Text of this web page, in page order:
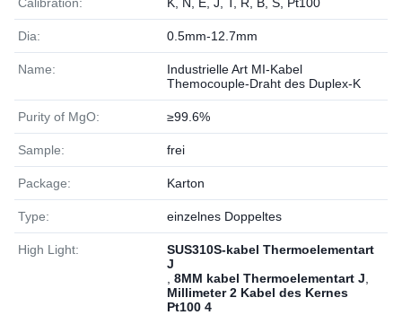
Dia: 0.5mm-12.7mm
Name:
Industrielle Art MI-Kabel
Themocouple-Draht des Duplex-K
Purity of MgO: ≥99.6%
Sample: frei
Package: Karton
Type: einzelnes Doppeltes
High Light:
SUS310S-kabel Thermoelementart
J
8MM kabel Thermoelementart J
Millimeter 2 Kabel des Kernes
Pt100 4